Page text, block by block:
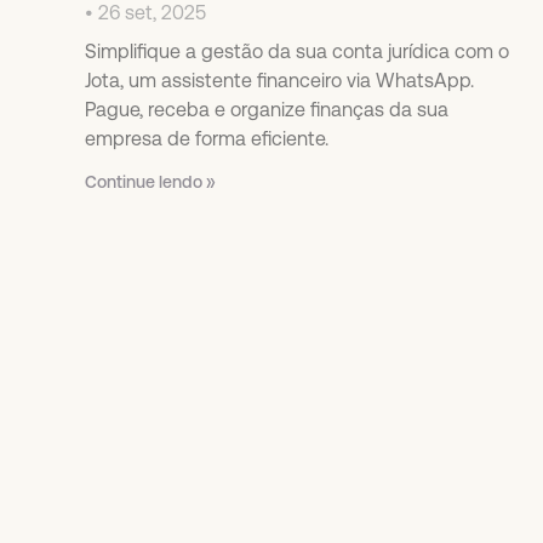
26 set, 2025
Simplifique a gestão da sua conta jurídica com o
Jota, um assistente financeiro via WhatsApp.
Pague, receba e organize finanças da sua
empresa de forma eficiente.
Continue lendo »